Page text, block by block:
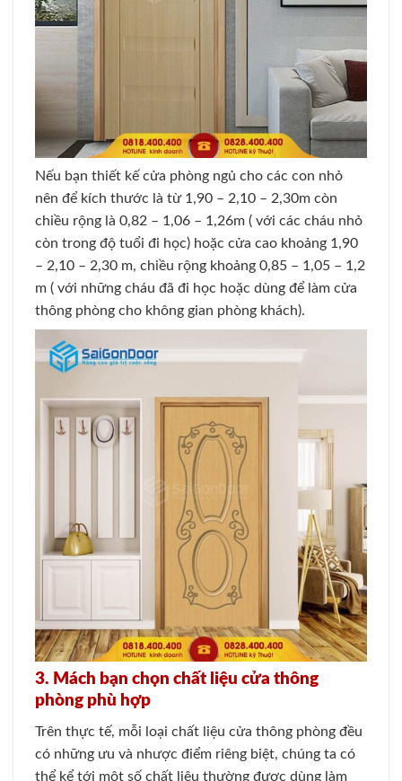
Nếu bạn thiết kế cửa phòng ngủ cho các con nhỏ
nên để kích thước là từ 1,90 – 2,10 – 2,30m còn
chiều rộng là 0,82 – 1,06 – 1,26m ( với các cháu nhỏ
còn trong độ tuổi đi học) hoặc cửa cao khoảng 1,90
– 2,10 – 2,30 m, chiều rộng khoảng 0,85 – 1,05 – 1,2
m ( với những cháu đã đi học hoặc dùng để làm cửa
thông phòng cho không gian phòng khách).
3. Mách bạn chọn chất liệu cửa thông
phòng phù hợp
Trên thực tế, mỗi loại chất liệu cửa thông phòng đều
có những ưu và nhược điểm riêng biệt, chúng ta có
thể kể tới một số chất liệu thường được dùng làm